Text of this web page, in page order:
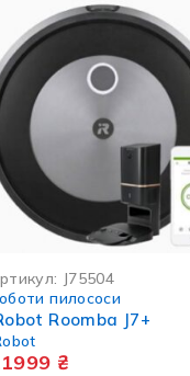
J75504
пилососи
Roomba J7+
₴